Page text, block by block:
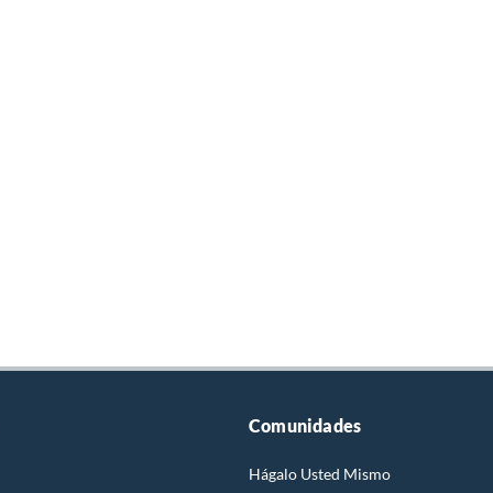
Comunidades
Hágalo Usted Mismo